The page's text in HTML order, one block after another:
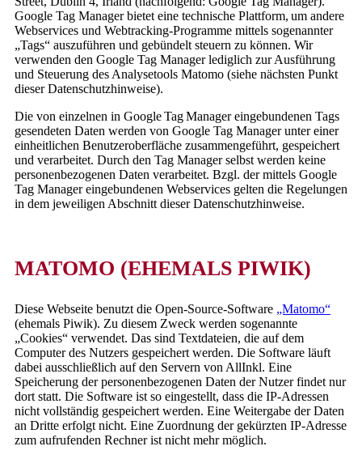
Google Tag Manager bietet eine technische Plattform, um andere
Webservices und Webtracking-Programme mittels sogenannter
„Tags“ auszuführen und gebündelt steuern zu können. Wir
verwenden den Google Tag Manager lediglich zur Ausführung
und Steuerung des Analysetools Matomo (siehe nächsten Punkt
dieser Datenschutzhinweise).
Die von einzelnen in Google Tag Manager eingebundenen Tags
gesendeten Daten werden von Google Tag Manager unter einer
einheitlichen Benutzeroberfläche zusammengeführt, gespeichert
und verarbeitet. Durch den Tag Manager selbst werden keine
personenbezogenen Daten verarbeitet. Bzgl. der mittels Google
Tag Manager eingebundenen Webservices gelten die Regelungen
in dem jeweiligen Abschnitt dieser Datenschutzhinweise.
MATOMO (EHEMALS PIWIK)
Diese Webseite benutzt die Open-Source-Software „Matomo“
(ehemals Piwik). Zu diesem Zweck werden sogenannte
„Cookies“ verwendet. Das sind Textdateien, die auf dem
Computer des Nutzers gespeichert werden. Die Software läuft
dabei ausschließlich auf den Servern von AllInkl. Eine
Speicherung der personenbezogenen Daten der Nutzer findet nur
dort statt. Die Software ist so eingestellt, dass die IP-Adressen
nicht vollständig gespeichert werden. Eine Weitergabe der Daten
an Dritte erfolgt nicht. Eine Zuordnung der gekürzten IP-Adresse
zum aufrufenden Rechner ist nicht mehr möglich.